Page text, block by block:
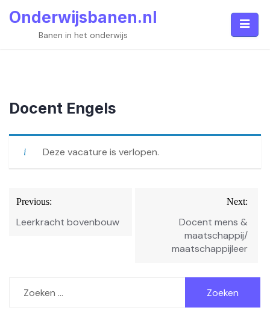
Onderwijsbanen.nl
Banen in het onderwijs
Docent Engels
Deze vacature is verlopen.
Bericht
navigatie
Previous:
Leerkracht bovenbouw
Next:
Docent mens &
maatschappij/
maatschappijleer
naar: